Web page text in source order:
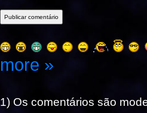
more »
1) Os comentários são